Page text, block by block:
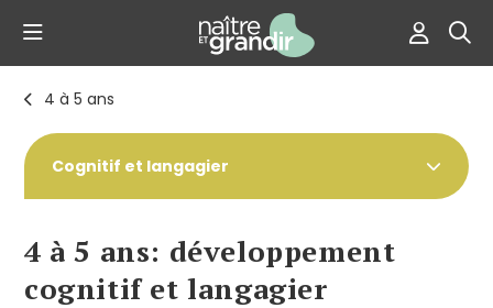
4 à 5 ans
Cognitif et langagier
4 à 5 ans: développement
cognitif et langagier